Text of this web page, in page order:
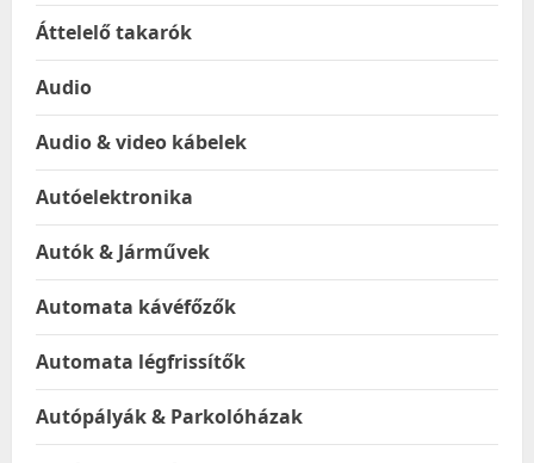
Áttelelő takarók
Audio
Audio & video kábelek
Autóelektronika
Autók & Járművek
Automata kávéfőzők
Automata légfrissítők
Autópályák & Parkolóházak